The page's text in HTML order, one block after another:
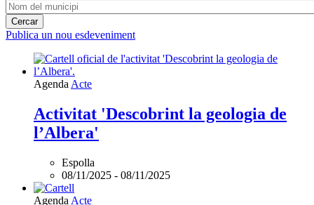
Publica un nou esdeveniment
AgendaActe
Activitat 'Descobrint la geologia de
l’Albera'
Espolla
08/11/2025 - 08/11/2025
Agenda Acte